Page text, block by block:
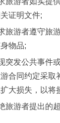
证明文件;
游者遵守旅游
物品;
发公共事件或
合同约定采取
大损失，以将
游者提出的超